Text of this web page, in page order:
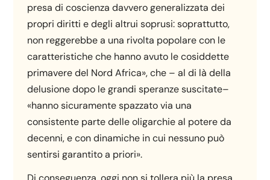
presa di coscienza davvero generalizzata dei
propri diritti e degli altrui soprusi: soprattutto,
non reggerebbe a una rivolta popolare con le
caratteristiche che hanno avuto le cosiddette
primavere del Nord Africa», che – al di là della
delusione dopo le grandi speranze suscitate–
«hanno sicuramente spazzato via una
consistente parte delle oligarchie al potere da
decenni, e con dinamiche in cui nessuno può
sentirsi garantito a priori».